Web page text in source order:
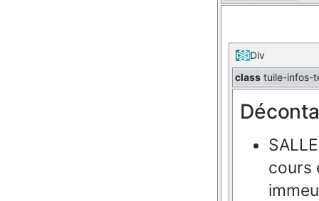
Div
class tuile-infos-
cours